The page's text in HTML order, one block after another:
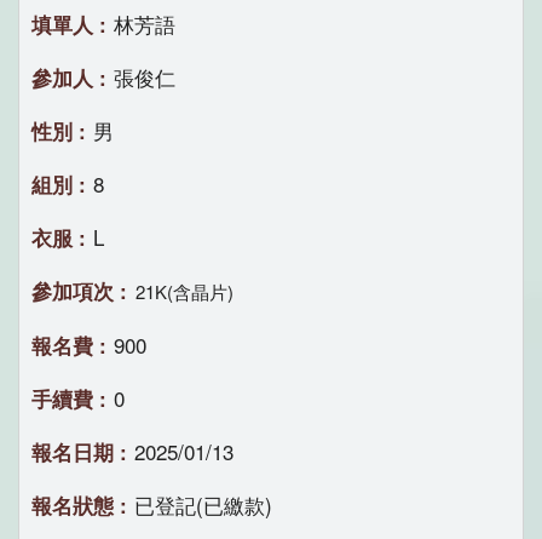
林芳語
張俊仁
男
8
L
21K(含晶片)
900
0
2025/01/13
已登記(已繳款)